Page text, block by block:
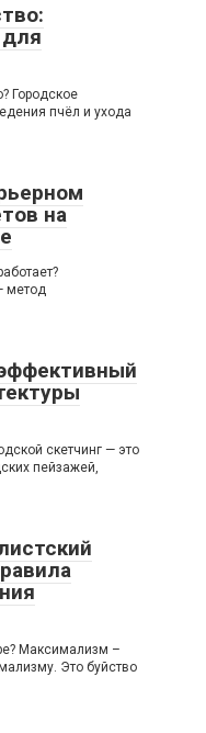
для
Городское
пчёл и ухода
на
метод
скетчинг — это
пейзажей,
Максимализм –
Это буйство